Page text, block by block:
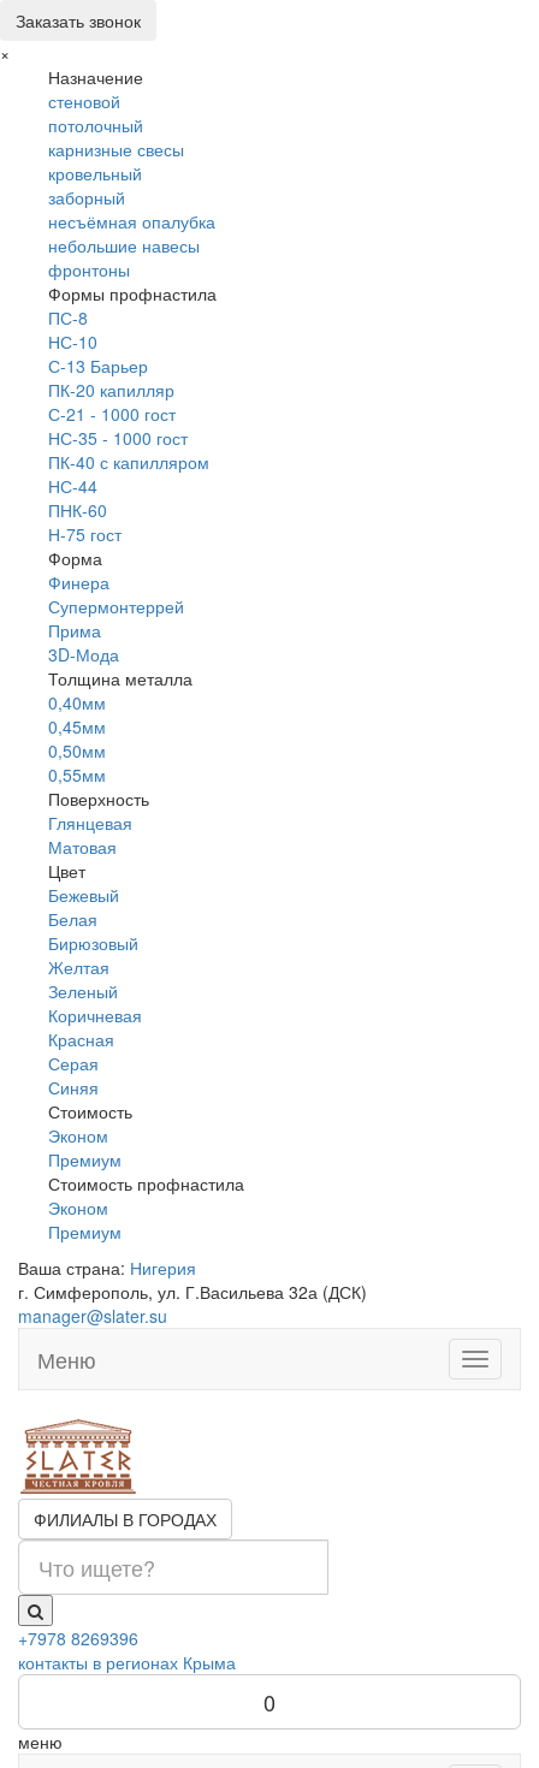
Заказать звонок
×
Назначение
стеновой
потолочный
карнизные свесы
кровельный
заборный
несъёмная опалубка
небольшие навесы
фронтоны
Формы профнастила
ПС-8
НС-10
С-13 Барьер
ПК-20 капилляр
С-21 - 1000 гост
НС-35 - 1000 гост
ПК-40 с капилляром
НС-44
ПНК-60
Н-75 гост
Форма
Финера
Супермонтеррей
Прима
3D-Мода
Толщина металла
0,40мм
0,45мм
0,50мм
0,55мм
Поверхность
Глянцевая
Матовая
Цвет
Бежевый
Белая
Бирюзовый
Желтая
Зеленый
Коричневая
Красная
Серая
Синяя
Стоимость
Эконом
Премиум
Стоимость профнастила
Эконом
Премиум
Ваша страна: Нигерия
г. Симферополь, ул. Г.Васильева 32а (ДСК)
manager@slater.su
Toggle
Меню
ФИЛИАЛЫ В ГОРОДАХ
+7978 8269396
контакты в регионах Крыма
0
меню